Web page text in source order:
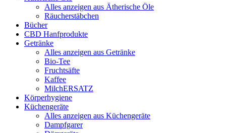
Alles anzeigen aus Ätherische Öle
Räucherstäbchen
Bücher
CBD Hanfprodukte
Getränke
Alles anzeigen aus Getränke
Bio-Tee
Fruchtsäfte
Kaffee
MilchERSATZ
Körperhygiene
Küchengeräte
Alles anzeigen aus Küchengeräte
Dampfgarer